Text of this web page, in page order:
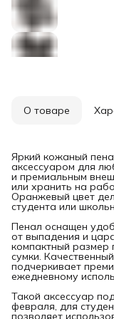
О товаре
Яркий кожаный
аксессуаром для
и премиальным
или хранить на
Оранжевый цвет
студента или
Пенал оснащен
от выпадения и
компактный размер
сумки.
подчеркивает
ежедневному
Такой аксессуар
февраля, для
позволяет